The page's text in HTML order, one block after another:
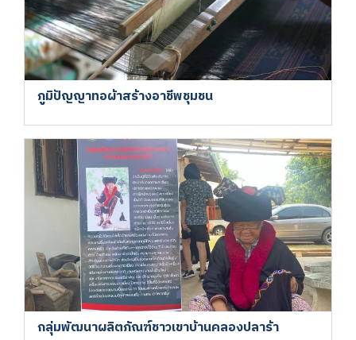
ภูมิปัญญาทอผ้าสร้างอาชีพชุมชน
กลุ่มพัฒนาผลิตภัณฑ์ชาวเขาบ้านคลองปลาร้า